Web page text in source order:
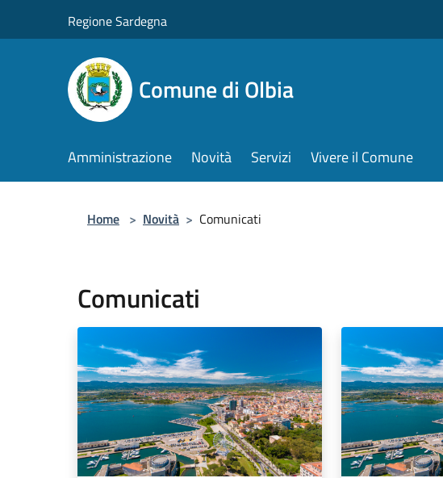
Regione Sardegna
Comune di Olbia
Amministrazione Novità Servizi Vivere il Comune
Home > Novità > Comunicati
Comunicati